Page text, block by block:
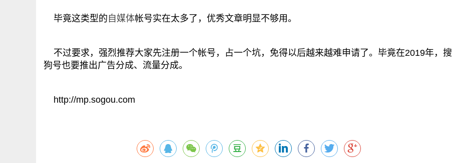
毕竟这类型的 自媒体帐号实在太多了，优秀文章明显不够用。
不过要求，强烈推荐大家先注册一个帐号，占一个坑，免得以后越来越难申请了。毕竟在2019年，搜
狗号也要推出广告分成、流量分成。
http://mp.sogou.com